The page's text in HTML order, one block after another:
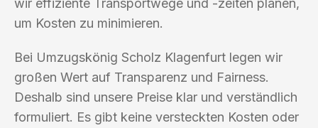
wir effiziente Transportwege und -zeiten planen,
um Kosten zu minimieren.
Bei Umzugskönig Scholz Klagenfurt legen wir
großen Wert auf Transparenz und Fairness.
Deshalb sind unsere Preise klar und verständlich
formuliert. Es gibt keine versteckten Kosten oder